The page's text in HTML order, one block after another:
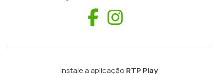
Facebook
Instale a aplicação RTP Play